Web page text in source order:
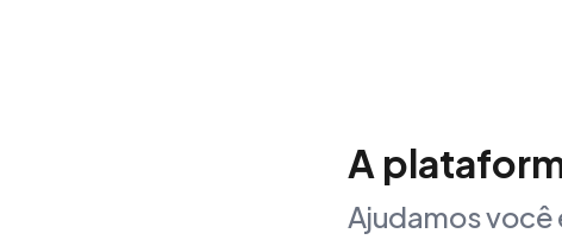
A
Ajudamos você